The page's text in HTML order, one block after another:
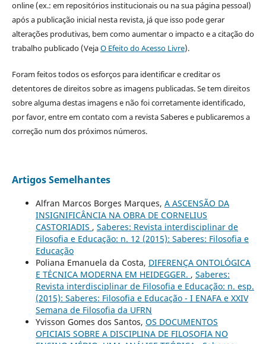
online (ex.: em repositórios institucionais ou na sua página pessoal)
após a publicação inicial nesta revista, já que isso pode gerar
alterações produtivas, bem como aumentar o impacto e a citação do
trabalho publicado (VejaO Efeito do Acesso Livre).
Foram feitos todos os esforços para identificar e creditar os
detentores de direitos sobre as imagens publicadas. Se tem direitos
sobre alguma destas imagens e não foi corretamente identificado,
por favor, entre em contato com a revista Saberes e publicaremos a
correção num dos próximos números.
Artigos Semelhantes
Alfran Marcos Borges Marques, A ASCENSÃO DA
INSIGNIFICÂNCIA NA OBRA DE CORNELIUS
CASTORIADIS , Saberes: Revista interdisciplinar de
Filosofia e Educação: n. 12 (2015): Saberes: Filosofia e
Educação
Poliana Emanuela da Costa, DIFERENÇA ONTOLÓGICA
E TÉCNICA MODERNA EM HEIDEGGER. , Saberes:
Revista interdisciplinar de Filosofia e Educação: n. esp.
(2015): Saberes: Filosofia e Educação - I ENAFA e XXIV
Semana de Filosofia da UFRN
Yvisson Gomes dos Santos, OS DOCUMENTOS
OFICIAIS SOBRE A DISCIPLINA DE FILOSOFIA NO